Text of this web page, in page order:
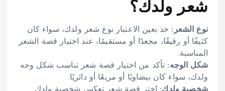
شعر ولدك؟
نوع الشعر: خذ بعين الاعتبار نوع شعر ولدك، سواء كان
كثيفًا أو رقيقًا، مجعدًا أو مستقيمًا، عند اختيار قصة الشعر
المناسبة.
شكل الوجه:تأكد من اختيار قصة شعر تناسب شكل وجه
ولدك، سواء كان بيضاويًا أو مربعًا أو دائريًا.